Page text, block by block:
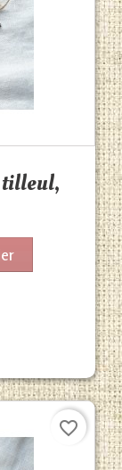
tilleul,
favorite_border